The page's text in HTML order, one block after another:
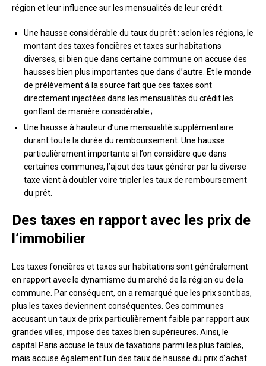
région et leur influence sur les mensualités de leur crédit.
Une hausse considérable du taux du prêt : selon les régions, le
montant des taxes foncières et taxes sur habitations
diverses, si bien que dans certaine commune on accuse des
hausses bien plus importantes que dans d’autre. Et le monde
de prélèvement à la source fait que ces taxes sont
directement injectées dans les mensualités du crédit les
gonflant de manière considérable ;
Une hausse à hauteur d’une mensualité supplémentaire
durant toute la durée du remboursement. Une hausse
particulièrement importante si l’on considère que dans
certaines communes, l’ajout des taux générer par la diverse
taxe vient à doubler voire tripler les taux de remboursement
du prêt.
Des taxes en rapport avec les prix de
l’immobilier
Les taxes foncières et taxes sur habitations sont généralement
en rapport avec le dynamisme du marché de la région ou de la
commune. Par conséquent, on a remarqué que les prix sont bas,
plus les taxes deviennent conséquentes. Ces communes
accusant un taux de prix particulièrement faible par rapport aux
grandes villes, impose des taxes bien supérieures. Ainsi, le
capital Paris accuse le taux de taxations parmi les plus faibles,
mais accuse également l’un des taux de hausse du prix d’achat